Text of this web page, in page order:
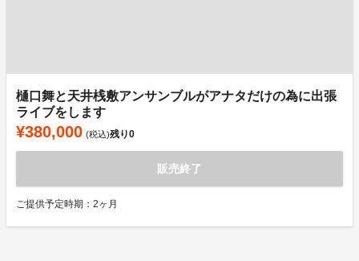
樋口舞と天井桟敷アンサンブルがアナタだけの為に出張
ライブをします
¥380,000 (税込)残り0
販売終了
ご提供予定時期：2ヶ月